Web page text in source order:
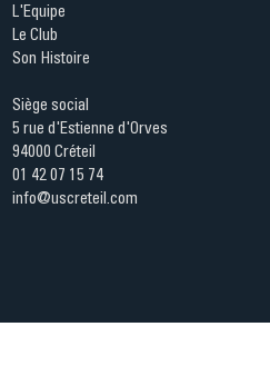
L'Equipe
Le Club
Son Histoire
Siège social
5 rue d'Estienne d'Orves
94000 Créteil
01 42 07 15 74
info@uscreteil.com